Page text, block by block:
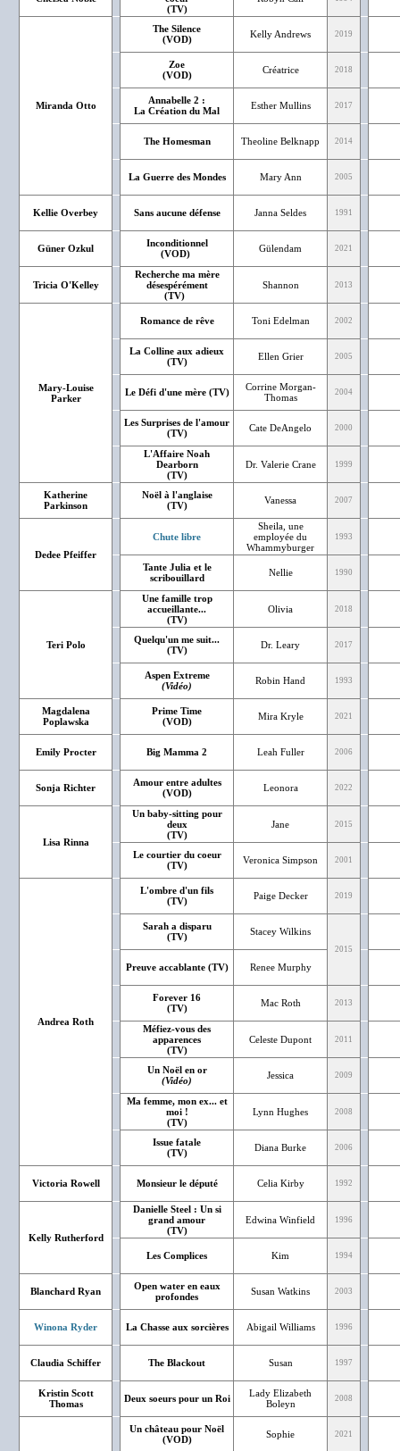
(TV)
Miranda Otto
The Silence
(VOD)
Kelly Andrews 2019
Zoe
(VOD)
Créatrice 2018
Annabelle 2 :
La Création du Mal
Esther Mullins 2017
The Homesman Theoline Belknapp 2014
La Guerre des Mondes Mary Ann 2005
Kellie Overbey Sans aucune défense Janna Seldes 1991
Güner Ozkul
Inconditionnel
(VOD)
Gülendam 2021
Tricia O'Kelley
Recherche ma mère
désespérément
(TV)
Shannon 2013
Mary-Louise
Parker
Romance de rêve Toni Edelman 2002
La Colline aux adieux
(TV)
Ellen Grier 2005
Le Défi d'une mère (TV)
Corrine Morgan-
Thomas
2004
Les Surprises de l'amour
(TV)
Cate DeAngelo 2000
L'Affaire Noah
Dearborn
(TV)
Dr. Valerie Crane 1999
Katherine
Parkinson
Noël à l'anglaise
(TV)
Vanessa 2007
Dedee Pfeiffer
Chute libre
Sheila, une
employée du
Whammyburger
1993
Tante Julia et le
scribouillard
Nellie 1990
Teri Polo
Une famille trop
accueillante...
(TV)
Olivia 2018
Quelqu'un me suit...
(TV)
Dr. Leary 2017
Aspen Extreme
(Vidéo)
Robin Hand 1993
Magdalena
Poplawska
Prime Time
(VOD)
Mira Kryle 2021
Emily Procter Big Mamma 2 Leah Fuller 2006
Sonja Richter
Amour entre adultes
(VOD)
Leonora 2022
Lisa Rinna
Un baby-sitting pour
deux
(TV)
Jane 2015
Le courtier du coeur
(TV)
Veronica Simpson 2001
Andrea Roth
L'ombre d'un fils
(TV)
Paige Decker 2019
Sarah a disparu
(TV)
Stacey Wilkins
2015
Preuve accablante (TV) Renee Murphy
Forever 16
(TV)
Mac Roth 2013
Méfiez-vous des
apparences
(TV)
Celeste Dupont 2011
Un Noël en or
(Vidéo)
Jessica 2009
Ma femme, mon ex... et
moi !
(TV)
Lynn Hughes 2008
Issue fatale
(TV)
Diana Burke 2006
Victoria Rowell Monsieur le député Celia Kirby 1992
Kelly Rutherford
Danielle Steel : Un si
grand amour
(TV)
Edwina Winfield 1996
Les Complices Kim 1994
Blanchard Ryan
Open water en eaux
profondes
Susan Watkins 2003
Winona Ryder La Chasse aux sorcières Abigail Williams 1996
Claudia Schiffer The Blackout Susan 1997
Kristin Scott
Thomas
Deux soeurs pour un Roi
Lady Elizabeth
Boleyn
2008
Un château pour Noël
(VOD)
Sophie 2021